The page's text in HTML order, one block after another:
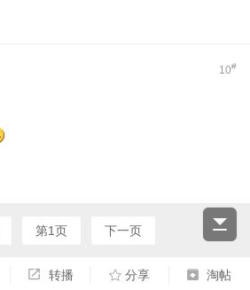
10#
第1页 下一页
转播 分享 淘帖